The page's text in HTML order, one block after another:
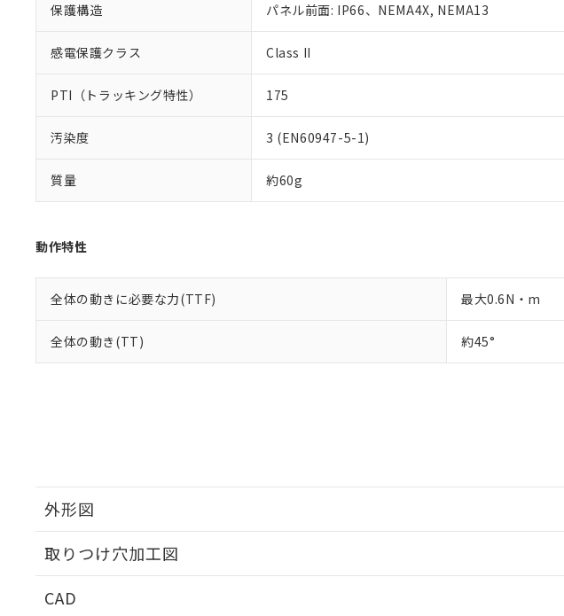
保護構造 パネル前面: IP66、NEMA4X, NEMA13
感電保護クラス Class II
PTI（トラッキング特性） 175
汚染度 3 (EN60947-5-1)
質量 約60g
動作特性
全体の動きに必要な力(TTF) 最大0.6N・m
全体の動き(TT) 約45°
外形図
取りつけ穴加工図
CAD